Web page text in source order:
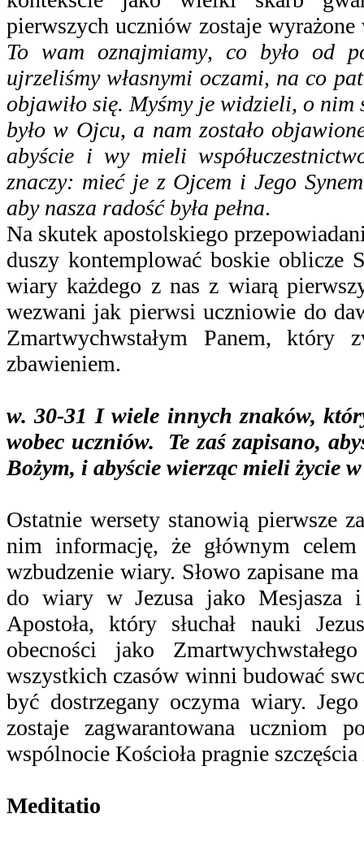
pierwszych uczniów zostaje
To wam oznajmiamy, co było od
ujrzeliśmy własnymi oczami, na co
objawiło się. Myśmy je widzieli, o nim
było w Ojcu, a nam zostało
abyście i wy mieli
znaczy: mieć je z Ojcem i Jego
aby nasza radość była pełna.
Na skutek apostolskiego
duszy kontemplować boskie oblicze
wiary każdego z nas z wiarą
wezwani jak pierwsi uczniowie do
Zmartwychwstałym Panem, który
zbawieniem.
w. 30-31 I wiele innych znaków,
wobec uczniów. Te zaś zapisano,
Bożym, i abyście wierząc mieli życie
Ostatnie wersety stanowią pierwsze
nim informację, że głównym
wzbudzenie wiary. Słowo zapisane
do wiary w Jezusa jako Mesjasza
Apostoła, który słuchał nauki
obecności jako
wszystkich czasów winni budować
być dostrzegany oczyma wiary.
zostaje zagwarantowana uczniom
wspólnocie Kościoła pragnie
Meditatio